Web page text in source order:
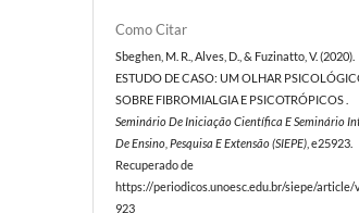
Como Citar
Sbeghen, M. R., Alves, D., & Fuzinatto, V. (2020).
ESTUDO DE CASO: UM OLHAR
SOBRE FIBROMIALGIA E PSICOTRÓPICOS .
Seminário De Iniciação Científica E Seminário
De Ensino, Pesquisa E Extensão (SIEPE) , e25923.
Recuperado de
https://periodicos.unoesc.edu.br/siepe/
923